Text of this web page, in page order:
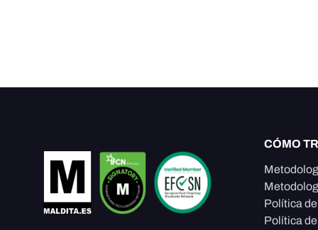
CÓMO
Política
Política